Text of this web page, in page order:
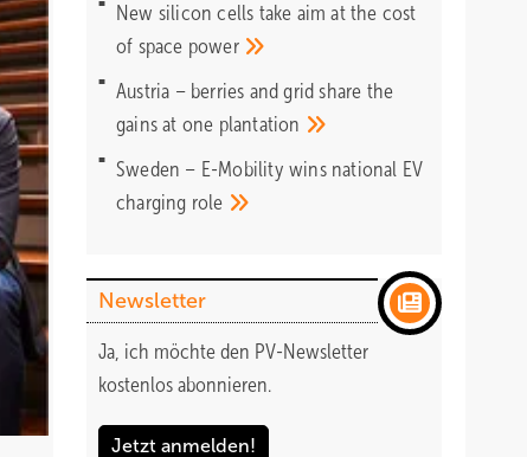
New silicon cells take aim at the cost
of space power
Austria – berries and grid share the
gains at one plantation
Sweden – E-Mobility wins national EV
charging role
Newsletter
Ja, ich möchte den PV-Newsletter
kostenlos abonnieren.
Jetzt anmelden!